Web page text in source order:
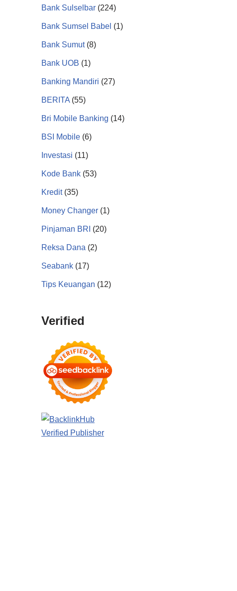
Bank Sulselbar (224)
Bank Sumsel Babel (1)
Bank Sumut(8)
Bank UOB (1)
Banking Mandiri (27)
BERITA (55)
Bri Mobile Banking (14)
BSI Mobile (6)
Investasi (11)
Kode Bank (53)
Kredit(35)
Money Changer (1)
Pinjaman BRI (20)
Reksa Dana (2)
Seabank (17)
Tips Keuangan (12)
Verified